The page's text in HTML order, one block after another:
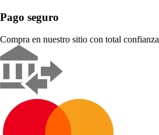
Pago seguro
Compra en nuestro sitio con total confianza